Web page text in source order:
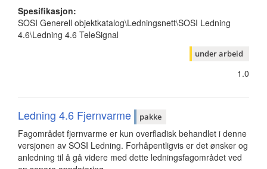
Spesifikasjon:
SOSI Generell objektkatalog\Ledningsnett\SOSI Ledning
4.6\Ledning 4.6 TeleSignal
under arbeid
1.0
Ledning 4.6 Fjernvarme pakke
Fagområdet fjernvarme er kun overfladisk behandlet i denne
versjonen av SOSI Ledning. Forhåpentligvis er det ønsker og
anledning til å gå videre med dette ledningsfagområdet ved